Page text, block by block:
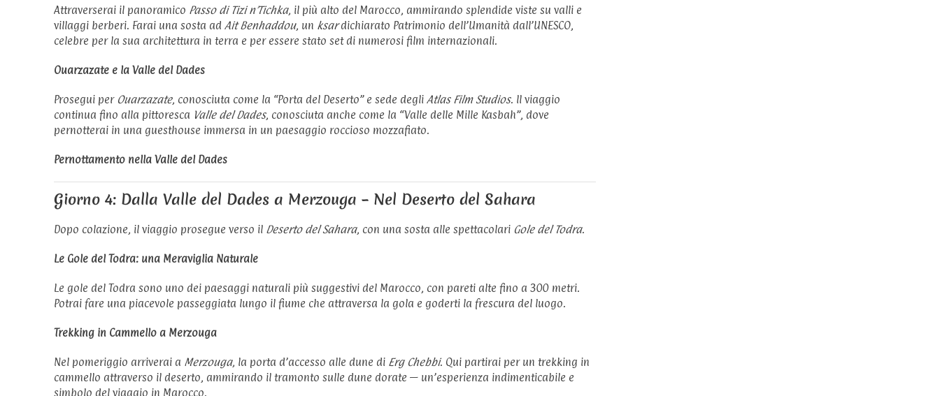
Attraverserai il panoramico Passo di Tizi n’Tichka, il più alto del Marocco, ammirando splendide viste su valli e
villaggi berberi. Farai una sosta ad Ait Benhaddou, un ksardichiarato Patrimonio dell’Umanità dall’UNESCO,
celebre per la sua architettura in terra e per essere stato set di numerosi film internazionali.
Ouarzazate e la Valle del Dades
Prosegui per Ouarzazate, conosciuta come la “Porta del Deserto” e sede degli Atlas Film Studios. Il viaggio
continua fino alla pittoresca Valle del Dades, conosciuta anche come la “Valle delle Mille Kasbah”, dove
pernotterai in una guesthouse immersa in un paesaggio roccioso mozzafiato.
Pernottamento nella Valle del Dades
Giorno 4: Dalla Valle del Dades a Merzouga – Nel Deserto del Sahara
Dopo colazione, il viaggio prosegue verso il Deserto del Sahara, con una sosta alle spettacolari Gole del Todra.
Le Gole del Todra: una Meraviglia Naturale
Le gole del Todra sono uno dei paesaggi naturali più suggestivi del Marocco, con pareti alte fino a 300 metri.
Potrai fare una piacevole passeggiata lungo il fiume che attraversa la gola e goderti la frescura del luogo.
Trekking in Cammello a Merzouga
Nel pomeriggio arriverai a Merzouga, la porta d’accesso alle dune di Erg Chebbi. Qui partirai per un trekking in
cammello attraverso il deserto, ammirando il tramonto sulle dune dorate — un’esperienza indimenticabile e
simbolo del viaggio in Marocco.